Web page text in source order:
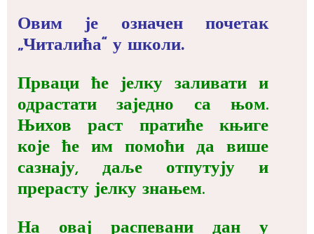
Овим је означен почетак
„Читалића“ у школи.
Прваци ће јелку заливати и
одрастати заједно са њом.
Њихов раст пратиће књиге
које ће им помоћи да више
сазнају, даље отпутују и
прерасту јелку знањем.
На овај распевани дан у